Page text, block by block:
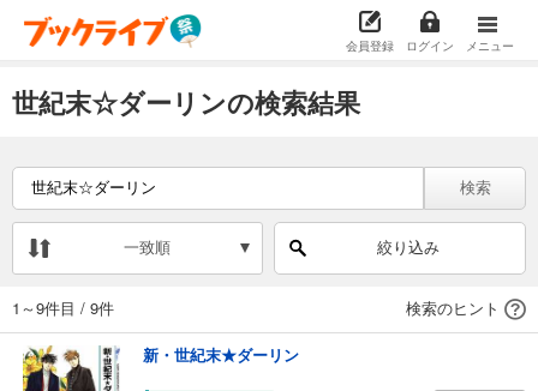
会員登録 ログイン メニュー
世紀末☆ダーリンの検索結果
検索
一致順 絞り込み
1～9件目 / 9件 検索のヒント
新・世紀末★ダーリン